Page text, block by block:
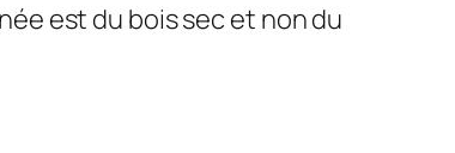
est du bois sec et non du